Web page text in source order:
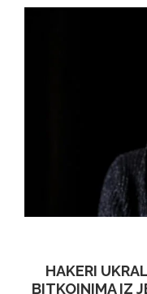
HAKERI
BITKOINIMA IZ